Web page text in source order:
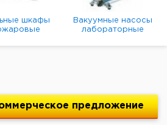
шкафы
Вакуумные насосы
лабораторные
мембранные
предложение